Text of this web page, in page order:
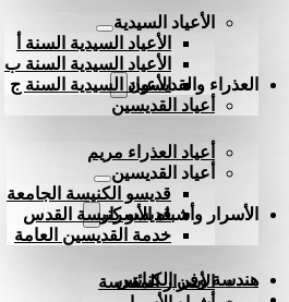
الأعياد السيدية
الأعياد السيدية السنة أ
الأعياد السيدية السنة ب
الأعياد السيدية السنة ج
أعياد القديسين
العذراء والقديسون
أعياد العذراء مريم
أعياد القديسين
قديسو الكنيسة الجامعة
قديسو كنيسة القدس
خدمة القديسين العامة
الأسرار وأشباه الأسرار
الأسرار المقدسة
هندسة وفن الكنائس